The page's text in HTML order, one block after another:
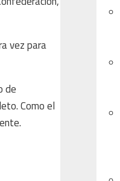
vez para
de
Como el